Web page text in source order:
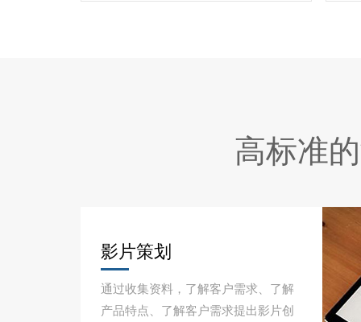
高标准
影片策划
通过收集资料，了解客户需求、了解
产品特点、了解客户需求提出影片创